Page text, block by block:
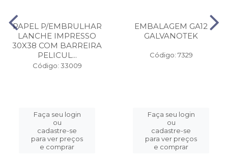
PAPEL P/EMBRULHAR
LANCHE IMPRESSO
30X38 COM BARREIRA
PELICUL...
Código: 33009
Faça seu login
ou
cadastre-se
para ver preços
e comprar
EMBALAGEM GA12
GALVANOTEK
Código: 7329
Faça seu login
ou
cadastre-se
para ver preços
e comprar